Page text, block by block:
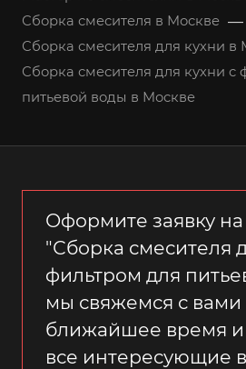
Сборка смесителя в Москве —
Сборка смесителя для кухни в
Сборка смесителя для кухни с
питьевой воды в Москве
Оформите заявку на
"Сборка смесителя
фильтром для
мы свяжемся с вами
ближайшее время и
все интересующие